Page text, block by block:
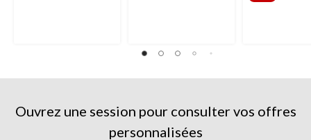
Ouvrez une session pour consulter vos offres
personnalisées